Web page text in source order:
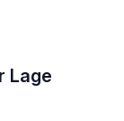
Lage